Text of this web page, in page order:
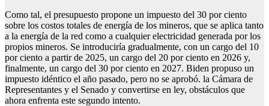
Como tal, el presupuesto propone un impuesto del 30 por ciento
sobre los costos totales de energía de los mineros, que se aplica tanto
a la energía de la red como a cualquier electricidad generada por los
propios mineros. Se introduciría gradualmente, con un cargo del 10
por ciento a partir de 2025, un cargo del 20 por ciento en 2026 y,
finalmente, un cargo del 30 por ciento en 2027. Biden propuso un
impuesto idéntico el año pasado, pero no se aprobó. la Cámara de
Representantes y el Senado y convertirse en ley, obstáculos que
ahora enfrenta este segundo intento.